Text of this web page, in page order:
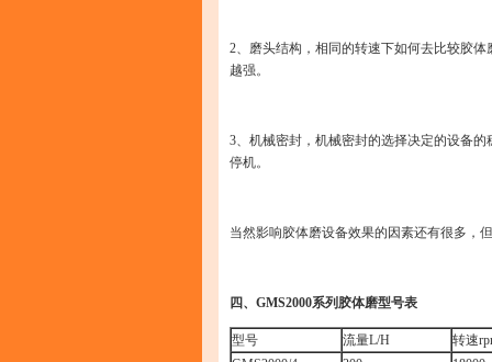
2、磨头结构，相同的转速下如何去比较胶
越强。
3、机械密封，机械密封的选择决定的设备
停机。
当然影响胶体磨设备效果的因素还有很多，
四、GMS2000系列胶体磨型号表
型号 流量L/H
转速